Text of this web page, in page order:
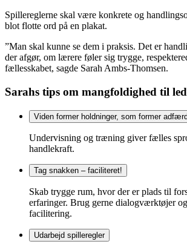
Spillereglerne skal være konkrete og
blot flotte ord på en plakat.
”Man skal kunne se dem i praksis. Det er
der afgør, om lærere føler sig trygge,
fællesskabet, sagde Sarah Ambs-Thomsen.
Sarahs tips om mangfoldighed til
Viden former holdninger, som former adfærd
Undervisning og træning giver fælles
handlekraft.
Tag snakken – faciliteret!
Skab trygge rum, hvor der er plads til
erfaringer. Brug gerne dialogværktøjer
facilitering.
Udarbejd spilleregler